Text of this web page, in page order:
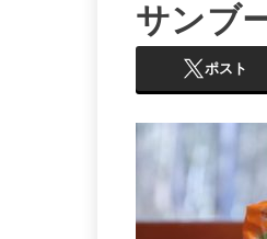
サンブ
ポスト